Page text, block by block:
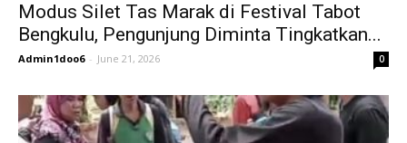
Modus Silet Tas Marak di Festival Tabot
Bengkulu, Pengunjung Diminta Tingkatkan...
Admin1doo6 - June 21, 2026 0